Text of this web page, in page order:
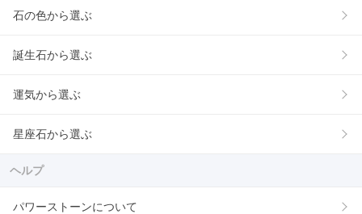
石の色から選ぶ
誕生石から選ぶ
運気から選ぶ
星座石から選ぶ
ヘルプ
パワーストーンについて